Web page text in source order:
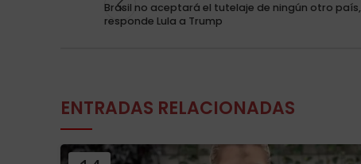
Brasil no aceptará el tutelaje de ningún otro país,
responde Lula a Trump
ENTRADAS RELACIONADAS